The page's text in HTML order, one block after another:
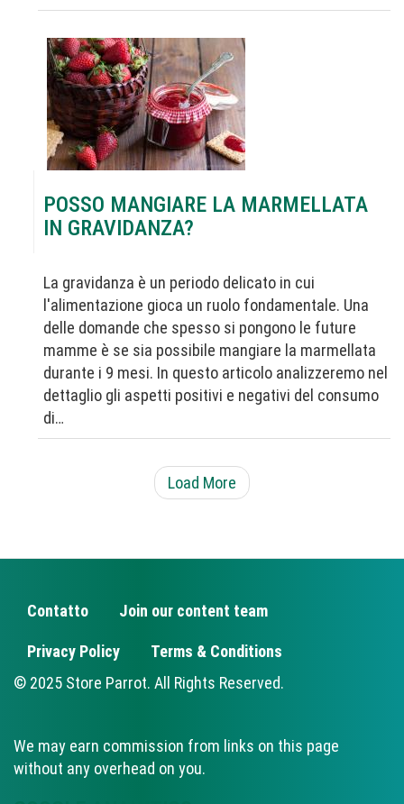
POSSO MANGIARE LA MARMELLATA
IN GRAVIDANZA?
La gravidanza è un periodo delicato in cui
l'alimentazione gioca un ruolo fondamentale. Una
delle domande che spesso si pongono le future
mamme è se sia possibile mangiare la marmellata
durante i 9 mesi. In questo articolo analizzeremo nel
dettaglio gli aspetti positivi e negativi del consumo
di…
Load More
FOOTER
Contatto Join our content team
Privacy Policy
Terms & Conditions
© 2025 Store Parrot. All Rights Reserved.
We may earn commission from links on this page
without any overhead on you.